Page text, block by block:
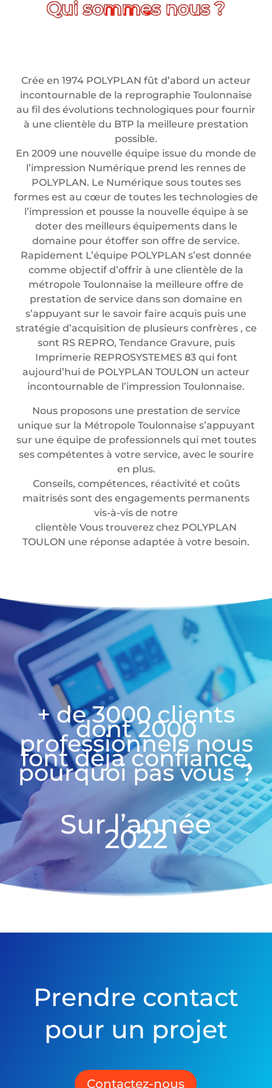
Crée en 1974 POLYPLAN fût d’abord un acteur
incontournable de la reprographie Toulonnaise
au fil des évolutions technologiques pour fournir
à une clientèle du BTP la meilleure prestation
possible.
En 2009 une nouvelle équipe issue du monde de
l’impression Numérique prend les rennes de
POLYPLAN. Le Numérique sous toutes ses
formes est au cœur de toutes les technologies de
l’impression et pousse la nouvelle équipe à se
doter des meilleurs équipements dans le
domaine pour étoffer son offre de service.
Rapidement L’équipe POLYPLAN s’est donnée
comme objectif d’offrir à une clientèle de la
métropole Toulonnaise la meilleure offre de
prestation de service dans son domaine en
s’appuyant sur le savoir faire acquis puis une
stratégie d’acquisition de plusieurs confrères , ce
sont RS REPRO, Tendance Gravure, puis
Imprimerie REPROSYSTEMES 83 qui font
aujourd’hui de POLYPLAN TOULON un acteur
incontournable de l’impression Toulonnaise.
Nous proposons une prestation de service
unique sur la Métropole Toulonnaise s’appuyant
sur une équipe de professionnels qui met toutes
ses compétentes à votre service, avec le sourire
en plus.
Conseils, compétences, réactivité et coûts
maitrisés sont des engagements permanents
vis-à-vis de notre
clientèle Vous trouverez chez POLYPLAN
TOULON une réponse adaptée à votre besoin.
+ de 3000 clients
dont 2000
professionnels nous
font déjà confiance,
pourquoi pas vous ?
Sur l’année
2022
Prendre contact
pour un projet
Contactez-nous